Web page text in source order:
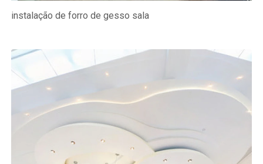
instalação de forro de gesso sala